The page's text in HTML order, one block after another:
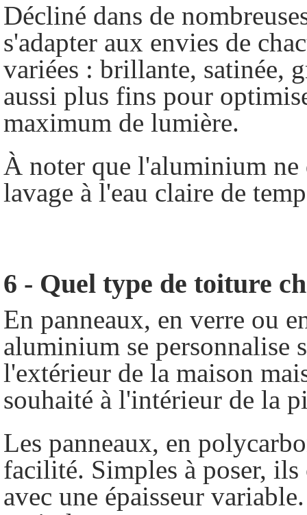
Décliné dans de
s'adapter aux envies de
variées : brillante, satinée,
aussi plus fins pour
maximum de lumière.
À noter que l'aluminium ne
lavage à l'eau claire de
6 - Quel type de toiture
En panneaux, en verre ou
aluminium se personnalise
l'extérieur de la maison
souhaité à l'intérieur de la
Les panneaux, en
facilité. Simples à poser,
avec une épaisseur